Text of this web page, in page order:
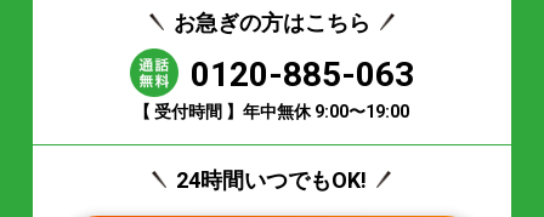
お急ぎの方はこちら
0120-885-063
【 受付時間 】年中無休 9:00〜19:00
24時間いつでもOK!